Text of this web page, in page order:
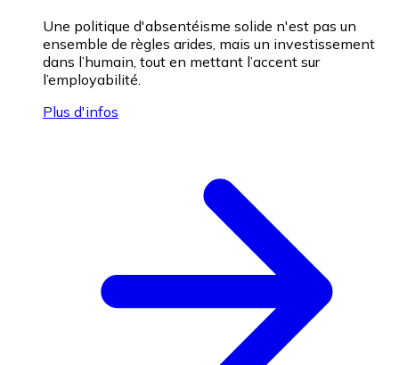
Une politique d'absentéisme solide n'est pas un
ensemble de règles arides, mais un investissement
dans l’humain, tout en mettant l’accent sur
l’employabilité.
Plus d'infos